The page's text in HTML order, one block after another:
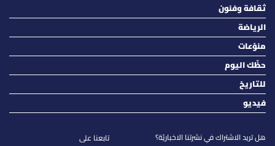
ثقافة وفنون
الرياضة
منوّعات
حظّك اليوم
للتاريخ
فيديو
هل تريد الاشتراك في نشرتنا الاخباريّة؟ تابعنا على